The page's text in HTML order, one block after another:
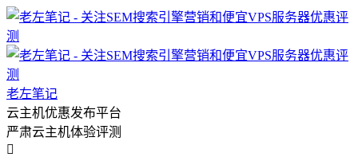
老左笔记
云主机优惠发布平台
严肃云主机体验评测
